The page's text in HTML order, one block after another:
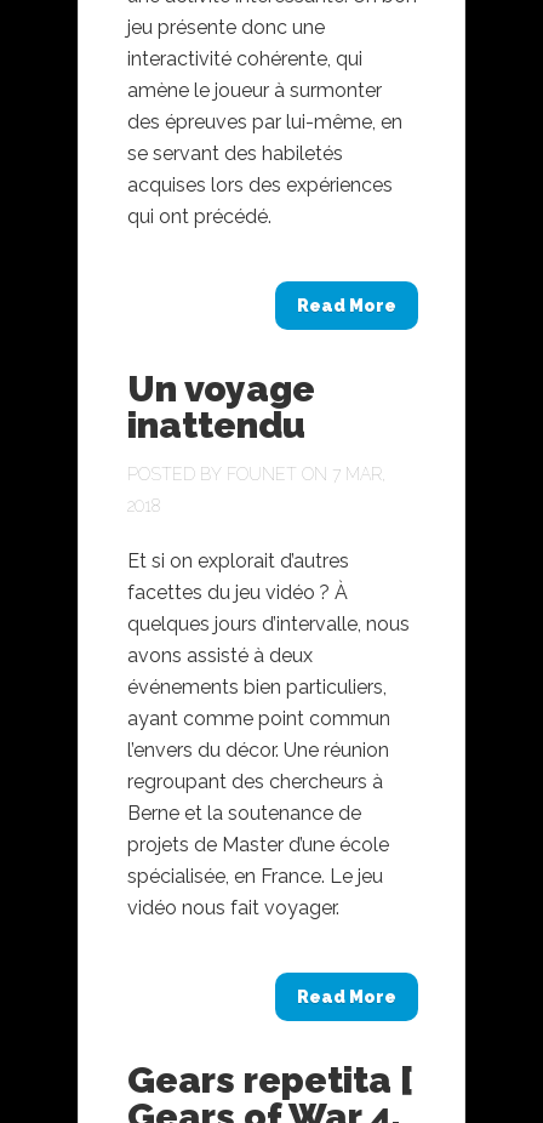
jeu présente donc une
interactivité cohérente, qui
amène le joueur à surmonter
des épreuves par lui-même, en
se servant des habiletés
acquises lors des expériences
qui ont précédé.
Read More
Un voyage
inattendu
POSTED BY FOUNET ON 7 MAR,
2018
Et si on explorait d’autres
facettes du jeu vidéo ? À
quelques jours d’intervalle, nous
avons assisté à deux
événements bien particuliers,
ayant comme point commun
l’envers du décor. Une réunion
regroupant des chercheurs à
Berne et la soutenance de
projets de Master d’une école
spécialisée, en France. Le jeu
vidéo nous fait voyager.
Read More
Gears repetita [